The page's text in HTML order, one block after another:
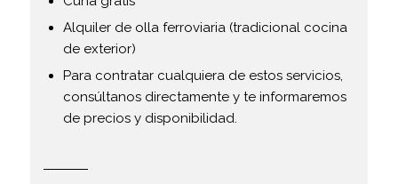
Alquiler de olla ferroviaria (tradicional cocina
de exterior)
Para contratar cualquiera de estos servicios,
consúltanos directamente y te informaremos
de precios y disponibilidad.